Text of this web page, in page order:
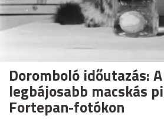
Doromboló időutazás:
legbájosabb macskás
Fortepan-fotókon